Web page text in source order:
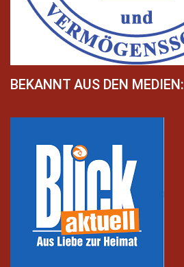
BEKANNT AUS DEN MEDIEN: